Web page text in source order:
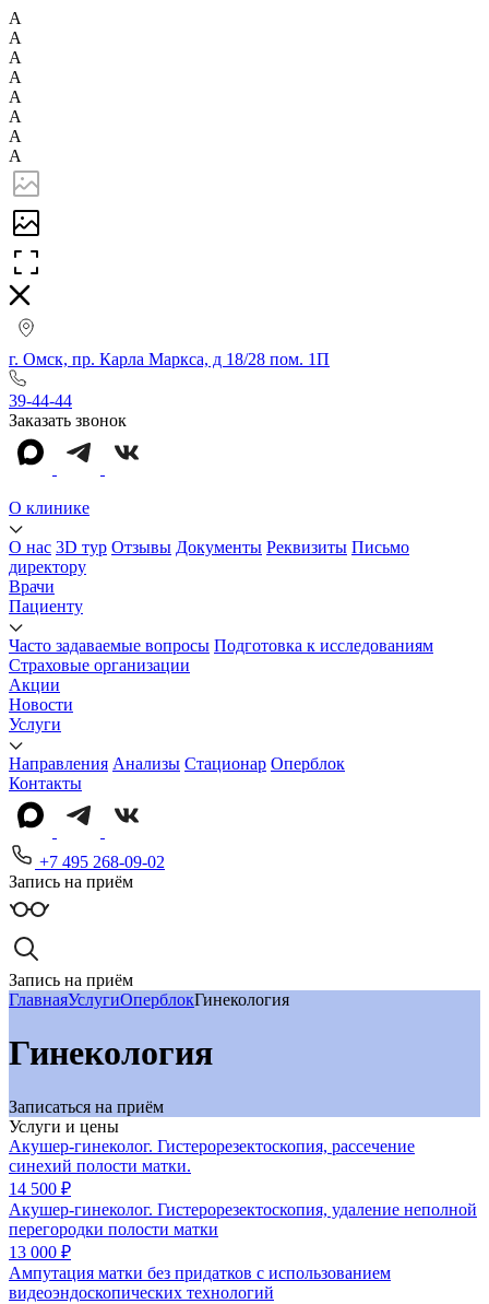
А
А
А
А
А
А
А
А
г. Омск, пр. Карла Маркса, д 18/28 пом. 1П
39-44-44
Заказать звонок
О клинике
О нас 3D тур Отзывы Документы Реквизиты Письмо
директору
Врачи
Пациенту
Часто задаваемые вопросы Подготовка к исследованиям
Страховые организации
Акции
Новости
Услуги
Направления Анализы Стационар Оперблок
Контакты
+7 495 268-09-02
Запись на приём
Запись на приём
ГлавнаяУслугиОперблокГинекология
Гинекология
Записаться на приём
Услуги и цены
Акушер-гинеколог. Гистерорезектоскопия, рассечение
синехий полости матки.
14 500 ₽
Акушер-гинеколог. Гистерорезектоскопия, удаление неполной
перегородки полости матки
13 000 ₽
Ампутация матки без придатков с использованием
видеоэндоскопических технологий